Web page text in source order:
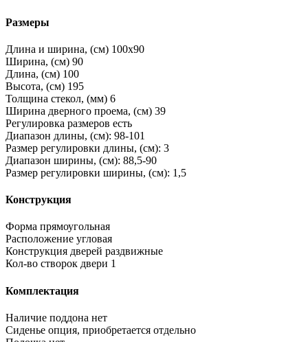
Размеры
Длина и ширина, (см) 100x90
Ширина, (см) 90
Длина, (см) 100
Высота, (см) 195
Толщина стекол, (мм) 6
Ширина дверного проема, (см) 39
Регулировка размеров есть
Диапазон длины, (см): 98-101
Размер регулировки длины, (см): 3
Диапазон ширины, (см): 88,5-90
Размер регулировки ширины, (см): 1,5
Конструкция
Форма прямоугольная
Расположение угловая
Конструкция дверей раздвижные
Кол-во створок двери 1
Комплектация
Наличие поддона нет
Сиденье опция, приобретается отдельно